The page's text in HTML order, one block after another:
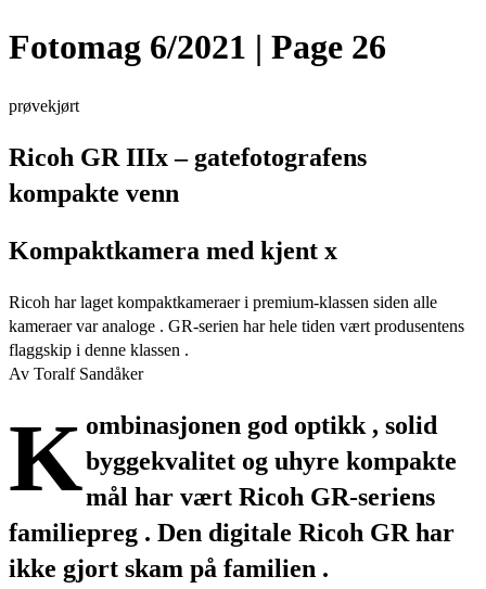
Fotomag 6/2021 | Page 26
prøvekjørt
Ricoh GR IIIx – gatefotografens
kompakte venn
Kompaktkamera med kjent x
Ricoh har laget kompaktkameraer i premium-klassen siden alle
kameraer var analoge . GR-serien har hele tiden vært produsentens
flaggskip i denne klassen .
Av Toralf Sandåker
Kombinasjonen god optikk , solid
byggekvalitet og uhyre kompakte
mål har vært Ricoh GR-seriens
familiepreg . Den digitale Ricoh GR har
ikke gjort skam på familien .